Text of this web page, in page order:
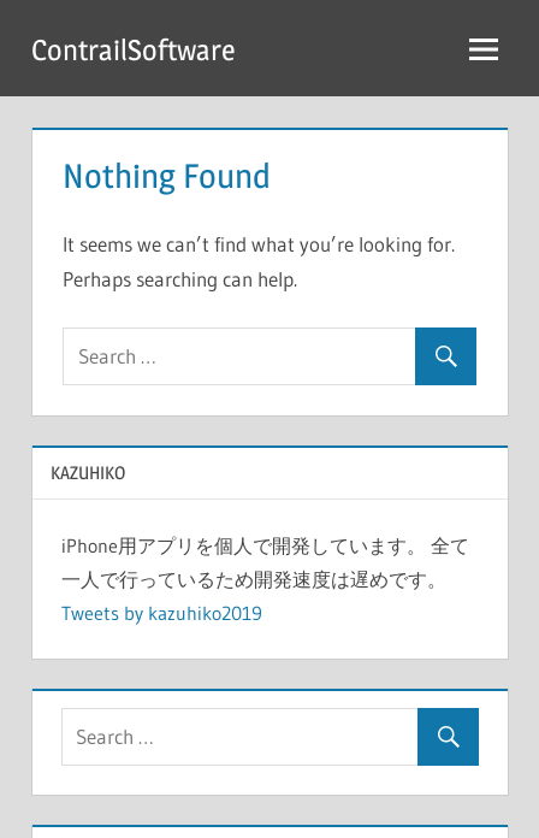
ContrailSoftware
Nothing Found
It seems we can’t find what you’re looking for.
Perhaps searching can help.
KAZUHIKO
iPhone用アプリを個人で開発しています。 全て
一人で行っているため開発速度は遅めです。
Tweets by kazuhiko2019